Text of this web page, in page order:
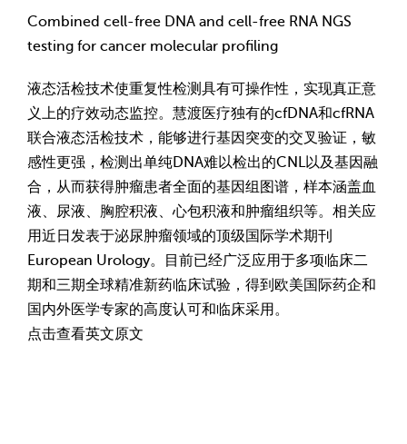
Combined cell-free DNA and cell-free RNA NGS
testing for cancer molecular profiling
液态活检技术使重复性检测具有可操作性，实现真正意
义上的疗效动态监控。慧渡医疗独有的cfDNA和cfRNA
联合液态活检技术，能够进行基因突变的交叉验证，敏
感性更强，检测出单纯DNA难以检出的CNL以及基因融
合，从而获得肿瘤患者全面的基因组图谱，样本涵盖血
液、尿液、胸腔积液、心包积液和肿瘤组织等。相关应
用近日发表于泌尿肿瘤领域的顶级国际学术期刊
European Urology。目前已经广泛应用于多项临床二
期和三期全球精准新药临床试验，得到欧美国际药企和
国内外医学专家的高度认可和临床采用。
点击查看英文原文